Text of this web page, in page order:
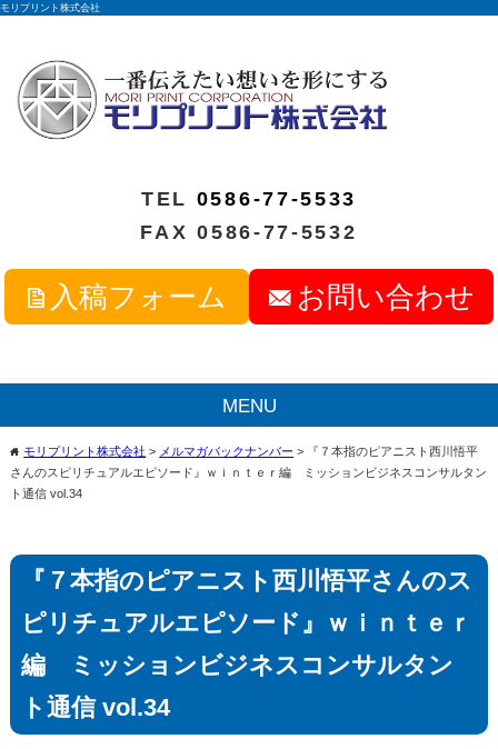
モリプリント株式会社
TEL 0586-77-5533
FAX 0586-77-5532
入稿フォーム お問い合わせ
MENU
homeモリプリント株式会社 > メルマガバックナンバー >
『７本指のピアニスト西川悟平
さんのスピリチュアルエピソード』ｗｉｎｔｅｒ編 ミッションビジネスコンサルタン
ト通信 vol.34
『７本指のピアニスト西川悟平さんのス
ピリチュアルエピソード』ｗｉｎｔｅｒ
編 ミッションビジネスコンサルタン
ト通信 vol.34